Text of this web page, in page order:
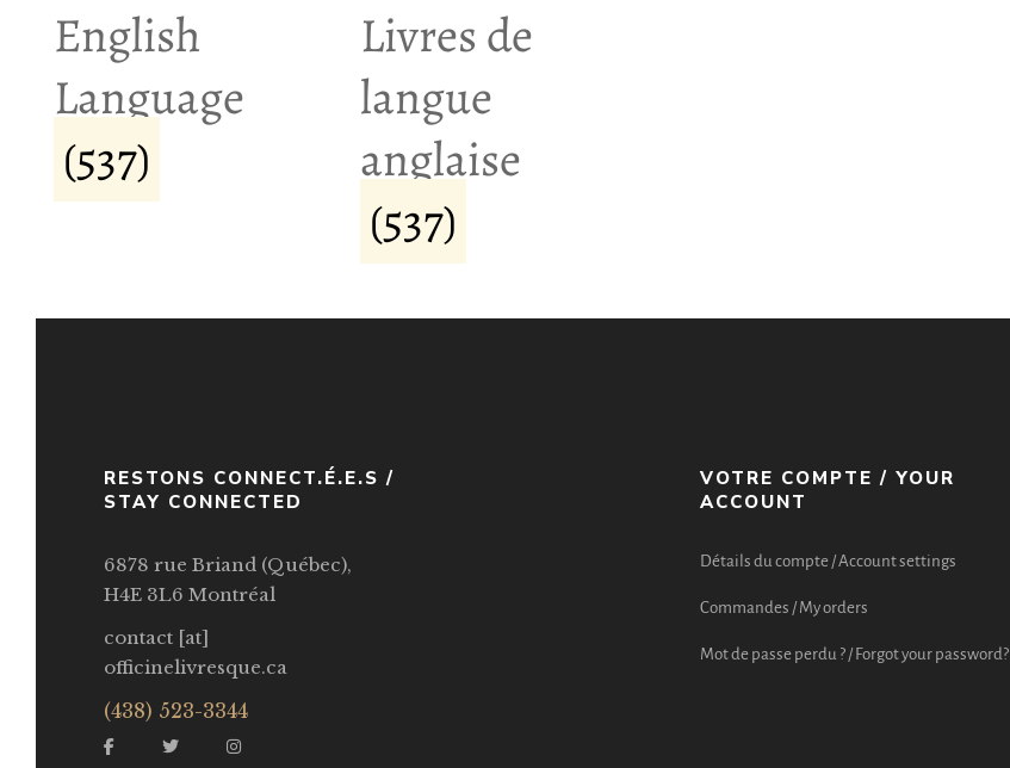
English
Language
(537)
Livres de
langue
anglaise
(537)
RESTONS CONNECT.É.E.S /
STAY CONNECTED
6878 rue Briand (Québec),
H4E 3L6 Montréal
contact [at]
officinelivresque.ca
(438) 523-3344
VOTRE COMPTE / YOUR
ACCOUNT
Détails du compte / Account settings
Commandes / My orders
Mot de passe perdu ? / Forgot your password?